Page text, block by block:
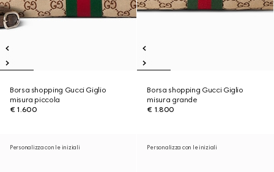
Borsa shopping Gucci Giglio
misura piccola
€ 1.600
Borsa shopping Gucci Giglio
misura grande
€ 1.800
Personalizza con le iniziali Personalizza con le iniziali